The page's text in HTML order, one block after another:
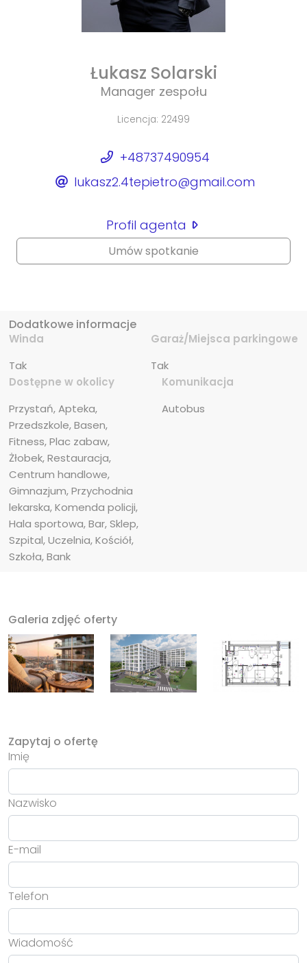
Łukasz Solarski
Manager zespołu
Licencja: 22499
+48737490954
lukasz2.4tepietro@gmail.com
Profil agenta
Umów spotkanie
Dodatkowe informacje
Winda
Tak
Garaż/Miejsca parkingowe
Tak
Dostępne w okolicy
Przystań, Apteka,
Przedszkole, Basen,
Fitness, Plac zabaw,
Żłobek, Restauracja,
Centrum handlowe,
Gimnazjum, Przychodnia
lekarska, Komenda policji,
Hala sportowa, Bar, Sklep,
Szpital, Uczelnia, Kościół,
Szkoła, Bank
Komunikacja
Autobus
Galeria zdjęć oferty
Zapytaj o ofertę
Imię
Nazwisko
E-mail
Telefon
Wiadomość